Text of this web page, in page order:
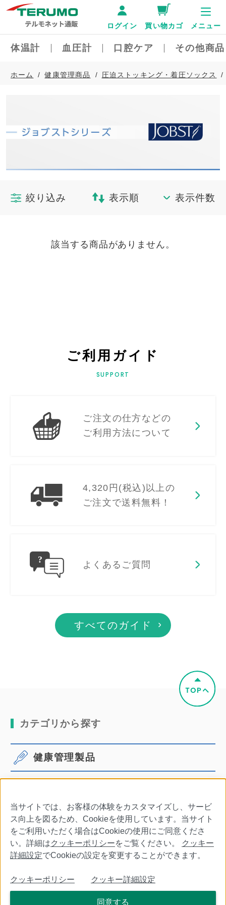
体温計 血圧計 口腔ケア その他商
ログイン 買い物カゴ メニュー
ホーム 健康管理商品 圧迫ストッキング・着圧ソックス
絞り込み 表示順 表示件数
該当する商品がありません。
ご利用ガイド
SUPPORT
ご注文の仕方などの
ご利用方法について
4,320円(税込)以上の
ご注文で送料無料！
よくあるご質問
すべてのガイド
カテゴリから探す
健康管理製品
口腔ケア その他商品・別売品
個人情報保護について クッキーポリシー
当サイトでは、お客様の体験をカスタマイズし、サービ
ス向上を図るため、Cookieを使用しています。当サイト
をご利用いただく場合はCookieの使用にご同意くださ
い。詳細はクッキーポリシーをご覧ください。
クッキー
詳細設定でCookieの設定を変更することができます。
クッキーポリシー クッキー詳細設定
同意する